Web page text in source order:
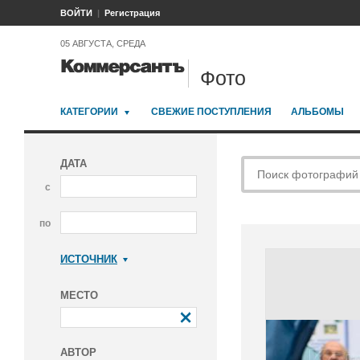
ВОЙТИ Регистрация
05 АВГУСТА, СРЕДА
Фото
КАТЕГОРИИ СВЕЖИЕ ПОСТУПЛЕНИЯ АЛЬБОМЫ
ДАТА
с
по
ИСТОЧНИК
МЕСТО
АВТОР